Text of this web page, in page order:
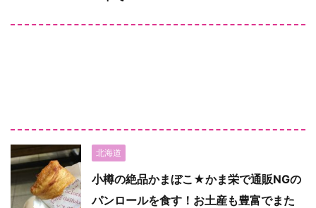
北海道
小樽の絶品かまぼこ★かま栄で通販NGの
パンロールを食す！お土産も豊富でまた